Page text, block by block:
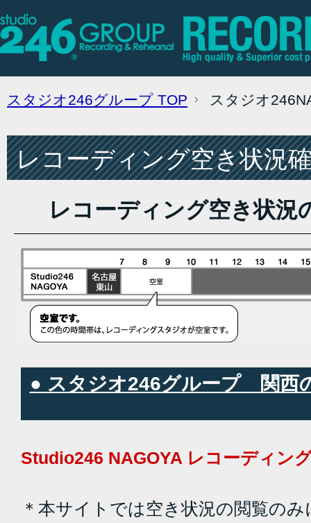
スタジオ246グループ TOP スタジオ
レコーディング空き状況
レコーディング空き状況
● スタジオ246グループ 関西
Studio246 NAGOYA レコーディン
＊本サイトでは空き状況の閲覧の